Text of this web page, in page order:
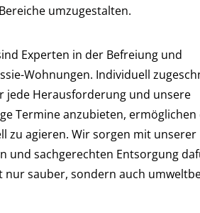
umzugestalten.
Experten in der Befreiung und
Wohnungen. Individuell
jede Herausforderung und unsere
Termine anzubieten, ermöglichen
zu agieren. Wir sorgen mit unserer
und sachgerechten Entsorgung
nur sauber, sondern auch